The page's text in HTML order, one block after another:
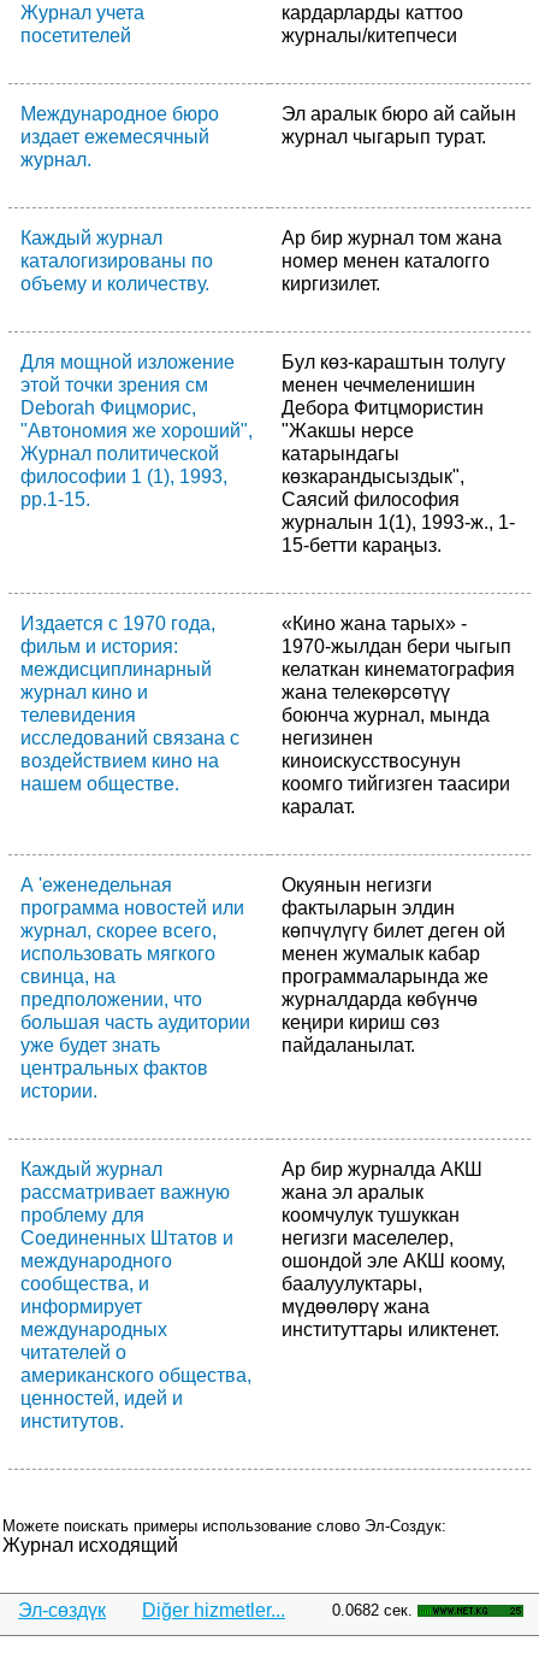
Журнал учета
посетителей
кардарларды каттоо
журналы/китепчеси
Международное бюро
издает ежемесячный
журнал.
Эл аралык бюро ай сайын
журнал чыгарып турат.
Каждый журнал
каталогизированы по
объему и количеству.
Ар бир журнал том жана
номер менен каталогго
киргизилет.
Для мощной изложение
этой точки зрения см
Deborah Фицморис,
"Автономия же хороший",
Журнал политической
философии 1 (1), 1993,
pp.1-15.
Бул көз-караштын толугу
менен чечмеленишин
Дебора Фитцмористин
"Жакшы нерсе
катарындагы
көзкарандысыздык",
Саясий философия
журналын 1(1), 1993-ж., 1-
15-бетти караңыз.
Издается с 1970 года,
фильм и история:
междисциплинарный
журнал кино и
телевидения
исследований связана с
воздействием кино на
нашем обществе.
«Кино жана тарых» -
1970-жылдан бери чыгып
келаткан кинематография
жана телекөрсөтүү
боюнча журнал, мында
негизинен
киноискусствосунун
коомго тийгизген таасири
каралат.
А 'еженедельная
программа новостей или
журнал, скорее всего,
использовать мягкого
свинца, на
предположении, что
большая часть аудитории
уже будет знать
центральных фактов
истории.
Окуянын негизги
фактыларын элдин
көпчүлүгү билет деген ой
менен жумалык кабар
программаларында же
журналдарда көбүнчө
кеңири кириш сөз
пайдаланылат.
Каждый журнал
рассматривает важную
проблему для
Соединенных Штатов и
международного
сообщества, и
информирует
международных
читателей о
американского общества,
ценностей, идей и
институтов.
Ар бир журналда АКШ
жана эл аралык
коомчулук тушуккан
негизги маселелер,
ошондой эле АКШ коому,
баалуулуктары,
мүдөөлөрү жана
институттары иликтенет.
Можете поискать примеры использование слово Эл-Создук:
Журнал исходящий
Эл-сөздүк Diğer hizmetler... 0.0682 сек.